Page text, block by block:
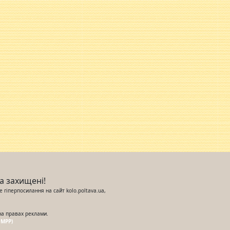
захищені!
гіперпосилання на сайт kolo.poltava.ua,
правах реклами.